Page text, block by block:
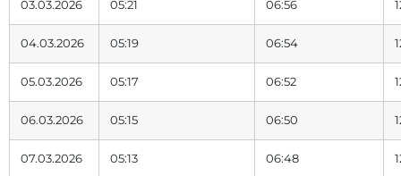
03.03.2026 05:21 06:56
04.03.2026 05:19 06:54
05.03.2026 05:17 06:52
06.03.2026 05:15 06:50
07.03.2026 05:13 06:48